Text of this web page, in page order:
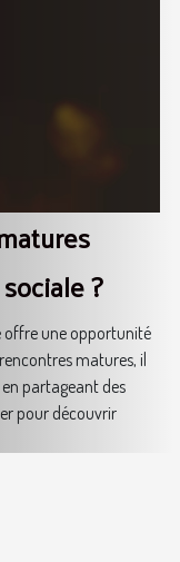
?
offre une opportunité
matures, il
en partageant des
pour découvrir